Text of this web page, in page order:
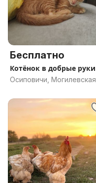
Бесплатно
Котёнок в добрые руки
Осиповичи, Могилевская